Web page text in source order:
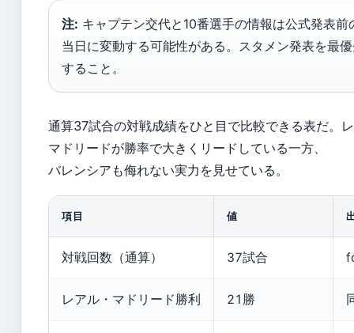
注: キャプテン交代と10番選手の情報は公式発表前
当日に変動する可能性がある。スタメン発表を最
すること。
通算37試合の対戦成績をひと目で比較できる表だ。
マドリードが勝率で大きくリードしている一方、
バレンシアも侮れない実力を見せている。
項目 値
対戦回数（通算） 37試合
レアル・マドリード勝利 21勝